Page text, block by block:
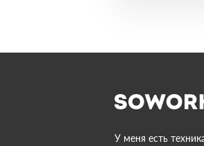
У меня есть